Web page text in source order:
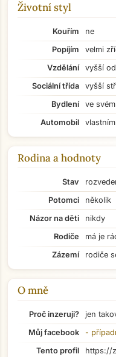
Životní styl
Kouřím
ne
Popíjím
velmi
Vzdělání
vyšší
Sociální třída
vyšší
Bydlení
ve svém
Automobil
vlastním
Rodina a hodnoty
Stav
Potomci
několik
Názor na děti
nikdy
Rodiče
má je
Zázemí
rodiče
O mně
Proč inzeruji?
jen
Můj facebook
-
Tento profil
https://